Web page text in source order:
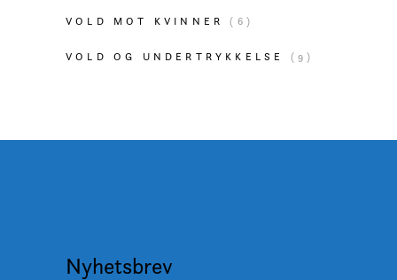
VOLD MOT KVINNER (6)
VOLD OG UNDERTRYKKELSE (9)
Nyhetsbrev